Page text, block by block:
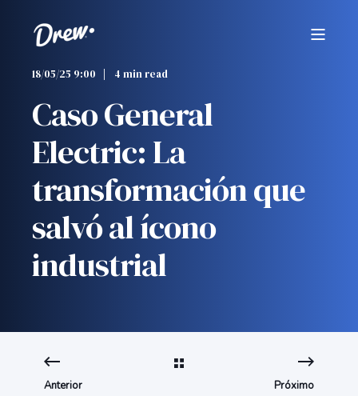
18/05/25 9:00 4 min read
Caso General
Electric: La
transformación que
salvó al ícono
industrial
Anterior Próximo